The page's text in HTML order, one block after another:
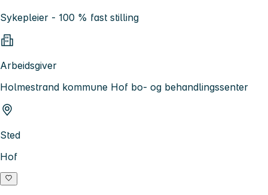
Sykepleier - 100 % fast stilling
Arbeidsgiver
Holmestrand kommune Hof bo- og behandlingssenter
Sted
Hof